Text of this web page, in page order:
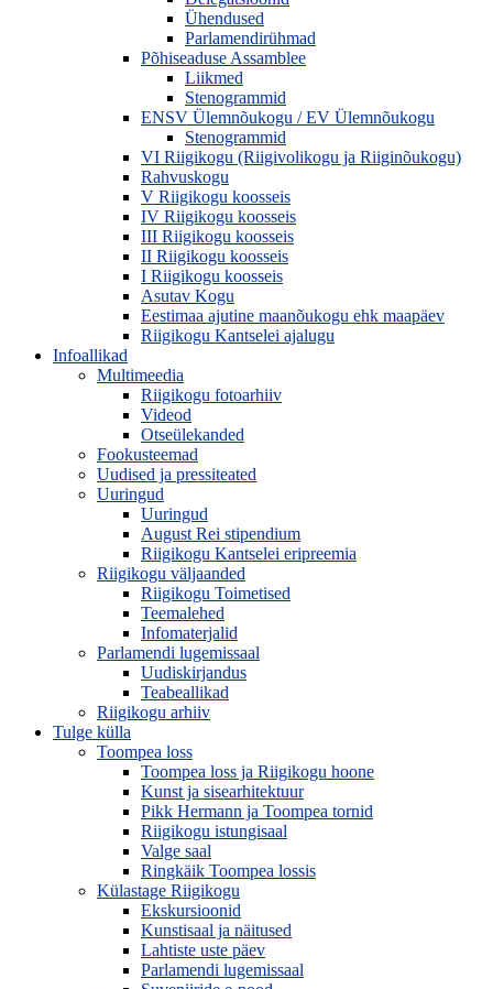
Ühendused
Parlamendirühmad
Põhiseaduse Assamblee
Liikmed
Stenogrammid
ENSV Ülemnõukogu / EV Ülemnõukogu
Stenogrammid
VI Riigikogu (Riigivolikogu ja Riiginõukogu)
Rahvuskogu
V Riigikogu koosseis
IV Riigikogu koosseis
III Riigikogu koosseis
II Riigikogu koosseis
I Riigikogu koosseis
Asutav Kogu
Eestimaa ajutine maanõukogu ehk maapäev
Riigikogu Kantselei ajalugu
Infoallikad
Multimeedia
Riigikogu fotoarhiiv
Videod
Otseülekanded
Fookusteemad
Uudised ja pressiteated
Uuringud
Uuringud
August Rei stipendium
Riigikogu Kantselei eripreemia
Riigikogu väljaanded
Riigikogu Toimetised
Teemalehed
Infomaterjalid
Parlamendi lugemissaal
Uudiskirjandus
Teabeallikad
Riigikogu arhiiv
Tulge külla
Toompea loss
Toompea loss ja Riigikogu hoone
Kunst ja sisearhitektuur
Pikk Hermann ja Toompea tornid
Riigikogu istungisaal
Valge saal
Ringkäik Toompea lossis
Külastage Riigikogu
Ekskursioonid
Kunstisaal ja näitused
Lahtiste uste päev
Parlamendi lugemissaal